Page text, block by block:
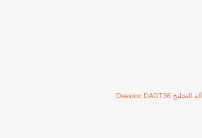
آلة التجليخ Daewoo DAGT36